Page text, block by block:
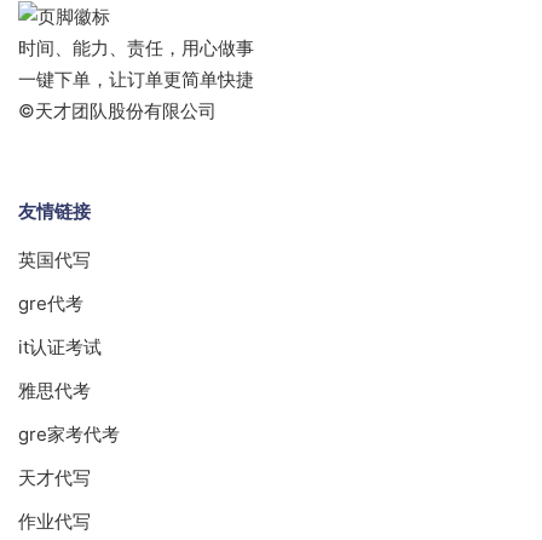
时间、能力、责任，用心做事
一键下单，让订单更简单快捷
©天才团队股份有限公司
友情链接
英国代写
gre代考
it认证考试
雅思代考
gre家考代考
天才代写
作业代写